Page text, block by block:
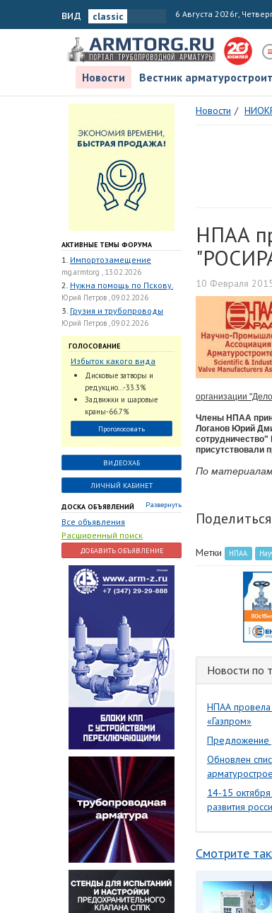
вид 6 Августа 2026г,
Новости
Вестник
АКТИВНЫЕ ТЕМЫ ФОРУМА
1. Импортозамещение
mg.armtorg , 13.02.2026
2. Нужна помощь по Пскову.
Юрий Петров , 09.02.2026
3. Грузия и трубопроводы
Юрий Петров , 09.02.2026
ГОЛОСОВАНИЕ
Избыток какого вида
трубопроводной
арматуры наблюдается
на Российском рынке с
2024 по 2026 годы?
Дисковые затворы и
редукцио...-33.3%
Задвижки и шаровые
краны-66.7%
Проголосовать
ВИДЕОХАБ
ЛИЧНЫЙ КАБИНЕТ
ДОСКА ОБЪЯВЛЕНИЙ Развернуть
Все объявления
Расширенный поиск
ДОБАВИТЬ ОБЪЯВЛЕНИЕ
Новости
НПАА
10 Февраля
организации
Члены НПАА
Логанов Юрий
присутствовали
По
Поделиться
Метки НПАА
Новости по
НПАА провела
«Газпром»
Предложение
Обновлен
14-15
развития
Смотрите